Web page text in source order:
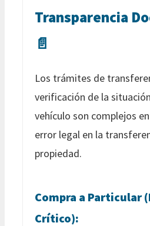
Transparencia
📄
Los trámites de
verificación de la
vehículo son complejos
error legal en la
propiedad.
Compra a Particular
Crítico):